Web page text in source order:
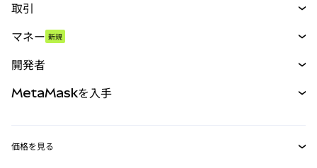
取引
パーペチュアル
RWA
マネー 新規
開発者
MetaMaskを入手
価格を見る